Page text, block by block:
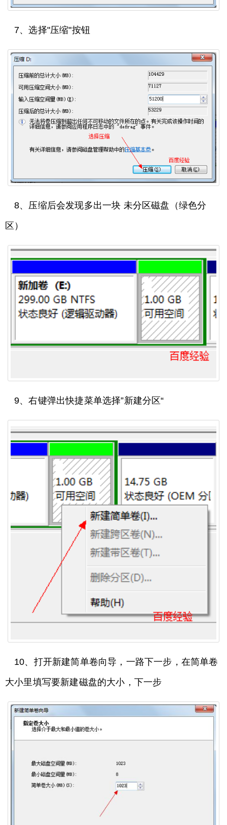
7、选择"压缩"按钮
8、压缩后会发现多出一块 未分区磁盘（绿色分
区）
9、右键弹出快捷菜单选择”新建分区“
10、打开新建简单卷向导，一路下一步，在简单卷
大小里填写要新建磁盘的大小，下一步